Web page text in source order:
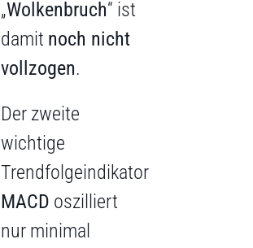
„Wolkenbruch“ ist
damit noch nicht
vollzogen.
Der zweite
wichtige
Trendfolgeindikator
MACD oszilliert
nur minimal